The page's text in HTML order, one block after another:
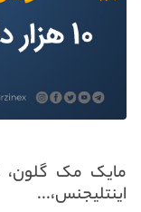
مایک مک گلون،
اینتلیجنس،...